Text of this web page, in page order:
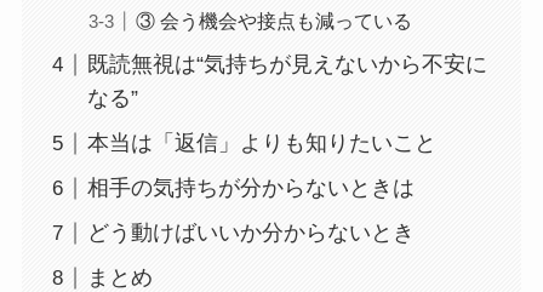
③ 会う機会や接点も減っている
既読無視は“気持ちが見えないから不安に
なる”
本当は「返信」よりも知りたいこと
相手の気持ちが分からないときは
どう動けばいいか分からないとき
まとめ